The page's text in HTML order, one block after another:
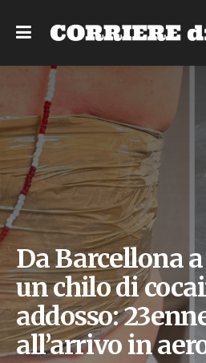
Da Barcellona
un chilo di
addosso:
all’arrivo in